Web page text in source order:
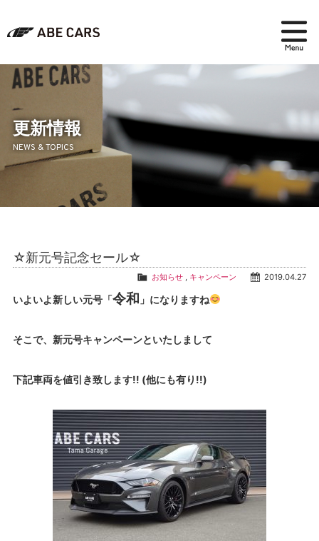
在庫検索
パーツ＆アクセサリー
アフターセールス
採用情報
更新情報
NEWS & TOPICS
☆新元号記念セール☆
2019.04.27
お知らせ , キャンペーン
いよいよ新しい元号「令和 」になりますね
そこで、新元号キャンペーンといたしまして
下記車両を値引き致します!! (他にも有り!!)